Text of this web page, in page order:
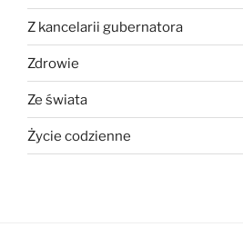
Z kancelarii gubernatora
Zdrowie
Ze świata
Życie codzienne